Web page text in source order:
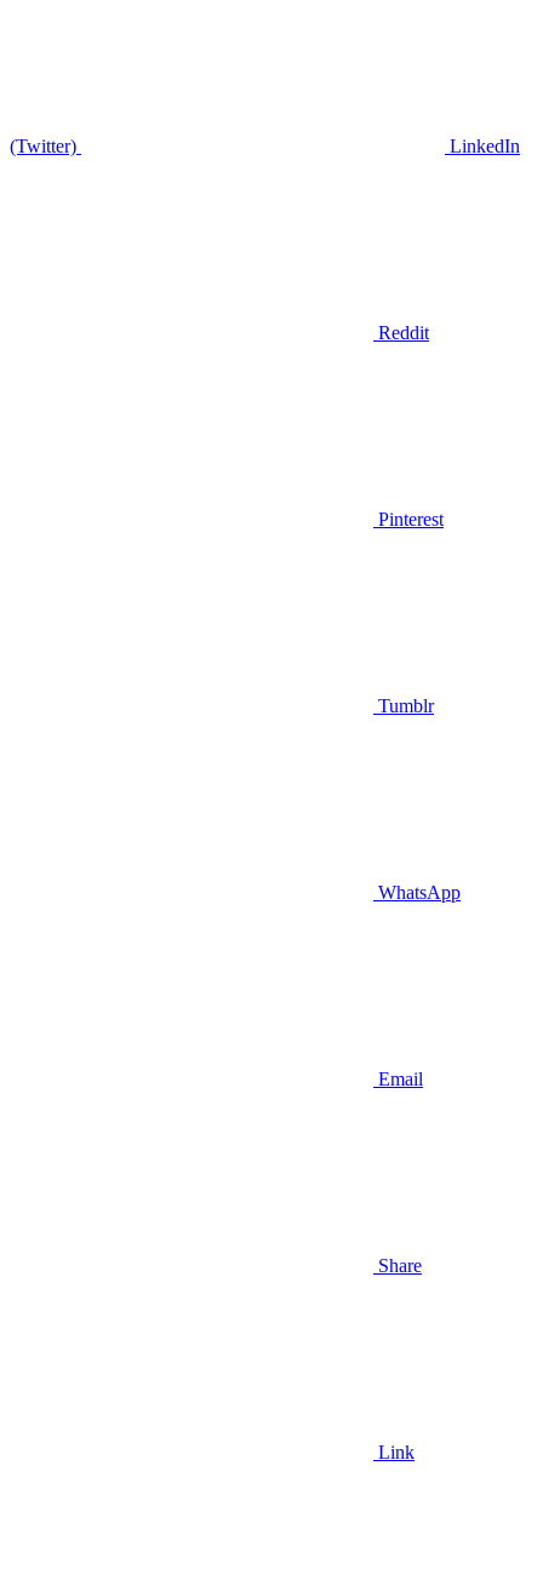
(Twitter) LinkedIn
Reddit
Pinterest
Tumblr
WhatsApp
Email
Share
Link